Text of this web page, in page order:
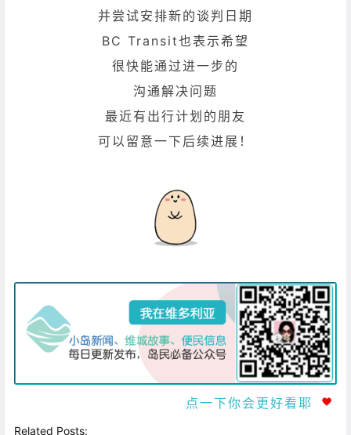
并尝试安排新的谈判日期
BC Transit也表示希望
很快能通过进一步的
沟通解决问题
最近有出行计划的朋友
可以留意一下后续进展！
点一下你会更好看耶
Related Posts: